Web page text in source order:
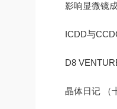
影响显微镜成象效
ICDD与CCDC达成
D8 VENTURE生活
晶体日记 （十一）-寻找“Q”